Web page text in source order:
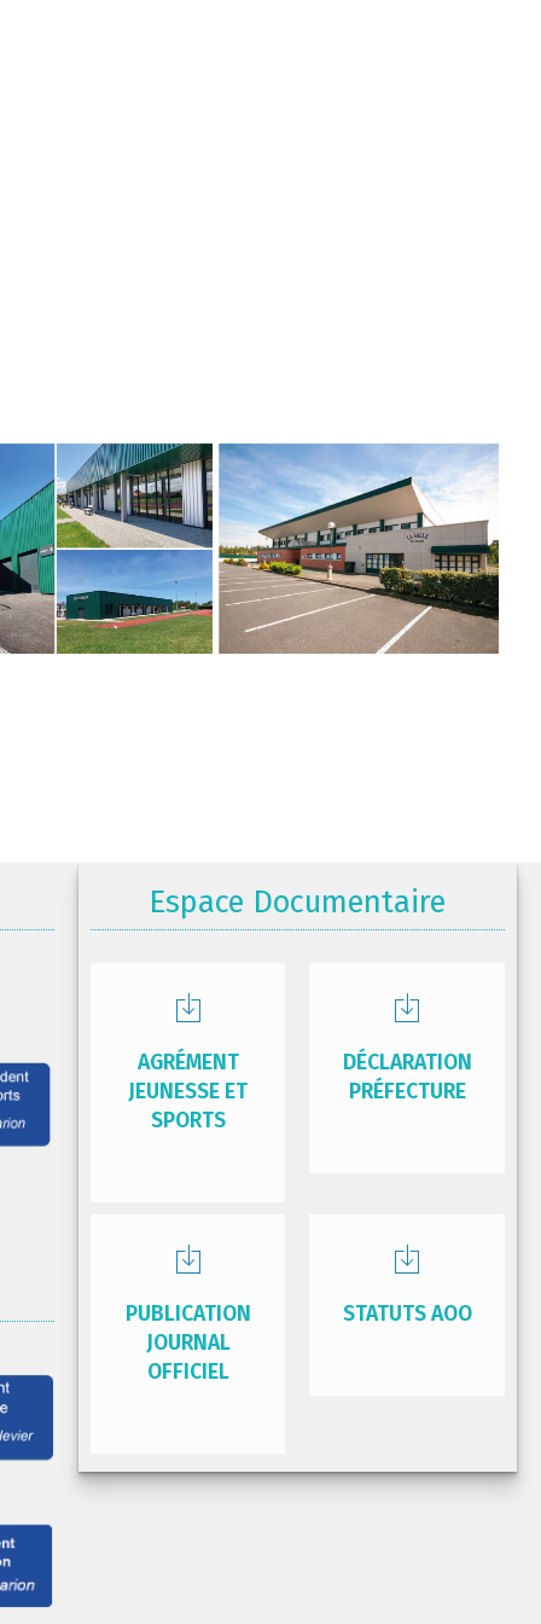
Espace Documentaire
AGRÉMENT
JEUNESSE ET
SPORTS
DÉCLARATION
PRÉFECTURE
PUBLICATION
JOURNAL
OFFICIEL
STATUTS AOO